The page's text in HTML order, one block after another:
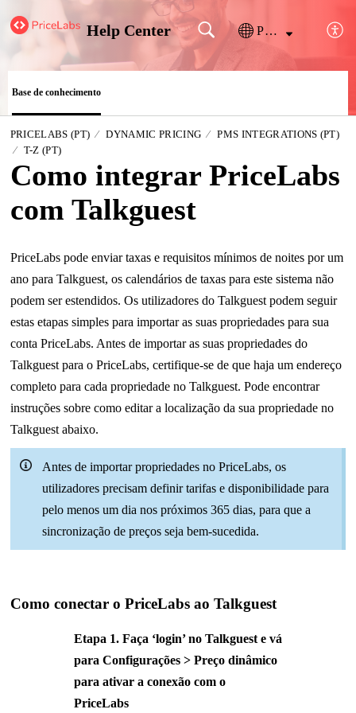
Help Center Português
Base de conhecimento
PRICELABS (PT) DYNAMIC PRICING
PMS INTEGRATIONS (PT)
T-Z (PT)
Como integrar PriceLabs
com Talkguest
PriceLabs pode enviar taxas e requisitos mínimos de noites por um
ano para Talkguest, os calendários de taxas para este sistema não
podem ser estendidos. Os utilizadores do Talkguest podem seguir
estas etapas simples para importar as suas propriedades para sua
conta PriceLabs. Antes de importar as suas propriedades do
Talkguest para o PriceLabs, certifique-se de que haja um endereço
completo para cada propriedade no Talkguest. Pode encontrar
instruções sobre como editar a localização da sua propriedade no
Talkguest abaixo.
Antes de importar propriedades no PriceLabs, os
utilizadores precisam definir tarifas e disponibilidade para
pelo menos um dia nos próximos 365 dias, para que a
sincronização de preços seja bem-sucedida.
Como conectar o PriceLabs ao Talkguest
Etapa 1. Faça ‘login’ no Talkguest e vá
para Configurações > Preço dinâmico
para ativar a conexão com o
PriceLabs